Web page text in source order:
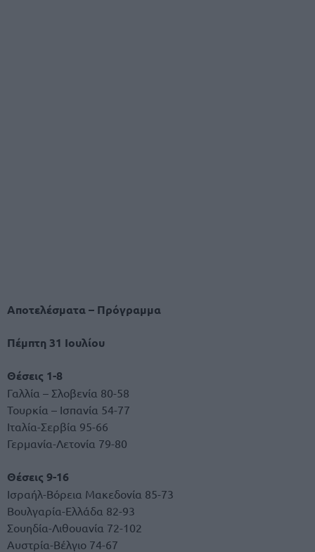
Αποτελέσματα – Πρόγραμμα
Πέμπτη 31 Ιουλίου
Θέσεις 1-8
Γαλλία – Σλοβενία 80-58
Τουρκία – Ισπανία 54-77
Ιταλία-Σερβία 95-66
Γερμανία-Λετονία 79-80
Θέσεις 9-16
Ισραήλ-Βόρεια Μακεδονία 85-73
Βουλγαρία-Ελλάδα 82-93
Σουηδία-Λιθουανία 72-102
Αυστρία-Βέλγιο 74-67